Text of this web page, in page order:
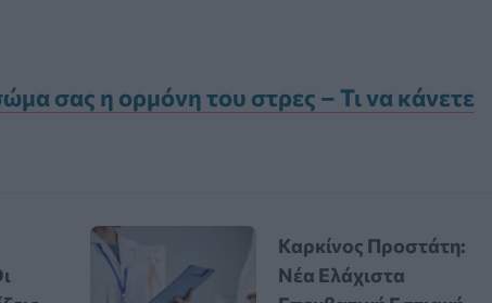
σας η ορμόνη του στρες – Τι να κάνετε
Καρκίνος Προστάτη:
Νέα Ελάχιστα